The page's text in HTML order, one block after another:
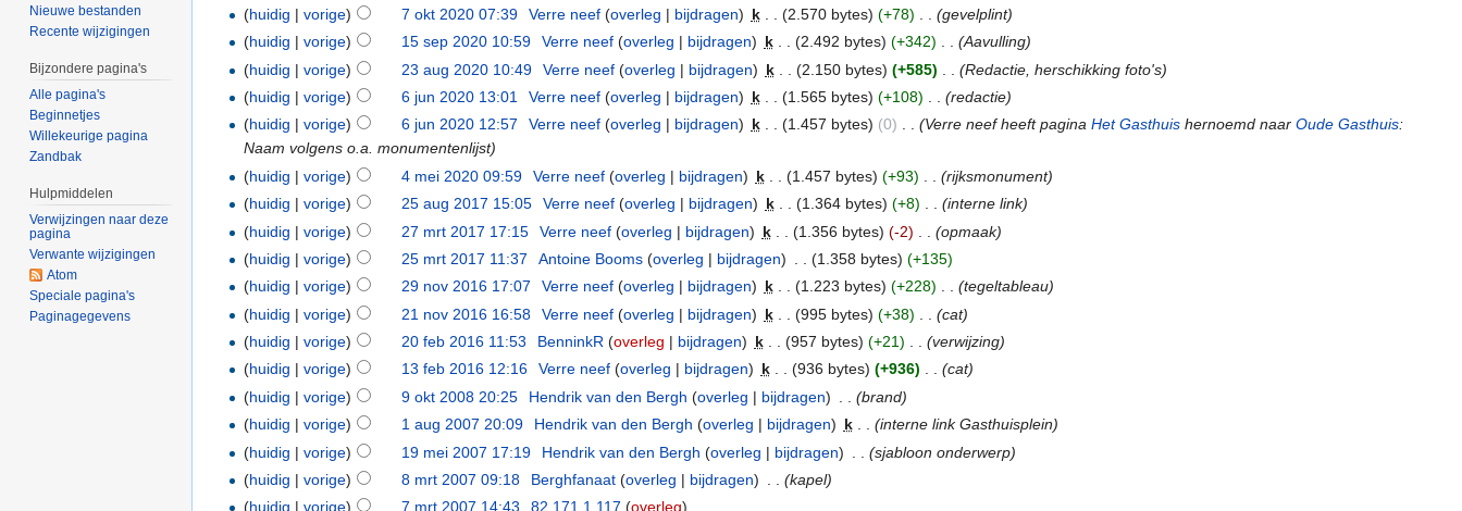
(huidig |vorige) 7 okt 2020 07:39 Verre neef (overleg | bijdragen) k (2.570 bytes) (+78)
(gevelplint)
(huidig |vorige) 15 sep 2020 10:59 Verre neef (overleg | bijdragen) k (2.492 bytes) (+342)
(Aavulling)
(huidig |vorige) 23 aug 2020 10:49 Verre neef (overleg | bijdragen) k (2.150 bytes) (+585)
(Redactie, herschikking foto's)
(huidig |vorige) 6 jun 2020 13:01 Verre neef (overleg | bijdragen) k (1.565 bytes) (+108)
(redactie)
(huidig |vorige) 6 jun 2020 12:57 Verre neef (overleg | bijdragen) k . . (1.457 bytes) (0) . . (Verre neef heeft pagina Het Gasthuishernoemd naar Oude Gasthuis:
Naam volgens o.a. monumentenlijst)
(huidig |vorige) 4 mei 2020 09:59 Verre neef (overleg | bijdragen) k (1.457 bytes) (+93)
(rijksmonument)
(huidig |vorige) 25 aug 2017 15:05 Verre neef (overleg | bijdragen) k (1.364 bytes) (+8)
(interne link)
(huidig |vorige) 27 mrt 2017 17:15 Verre neef (overleg | bijdragen) k (1.356 bytes) (-2)
(opmaak)
(huidig |vorige) 25 mrt 2017 11:37 Antoine Booms (overleg | bijdragen) (1.358 bytes) (+135)
(huidig |vorige) 29 nov 2016 17:07 Verre neef (overleg | bijdragen) k . . (1.223 bytes) (+228) . . (tegeltableau)
(huidig |vorige) 21 nov 2016 16:58 Verre neef (overleg | bijdragen) k (995 bytes) (+38)
(cat)
(huidig |vorige) 20 feb 2016 11:53 BenninkR (overleg | bijdragen) k (957 bytes) (+21)
(verwijzing)
(huidig |vorige) 13 feb 2016 12:16 Verre neef (overleg | bijdragen) k . . (936 bytes) (+936) . . (cat)
(huidig |vorige) 9 okt 2008 20:25 Hendrik van den Bergh (overleg | bijdragen)
(brand)
(huidig |vorige) 1 aug 2007 20:09 Hendrik van den Bergh (overleg | bijdragen) k . . (interne link Gasthuisplein)
(huidig |vorige) 19 mei 2007 17:19 Hendrik van den Bergh (overleg | bijdragen)
(sjabloon onderwerp)
(huidig |vorige) 8 mrt 2007 09:18 Berghfanaat (overleg | bijdragen)
(kapel)
(huidig |vorige) 7 mrt 2007 14:43 82.171.1.117 (overleg)
Nieuwe bestanden
Recente wijzigingen
Bijzondere pagina's
Alle pagina's
Beginnetjes
Willekeurige pagina
Zandbak
Hulpmiddelen
Verwijzingen naar deze
pagina
Verwante wijzigingen
Atom
Speciale pagina's
Paginagegevens